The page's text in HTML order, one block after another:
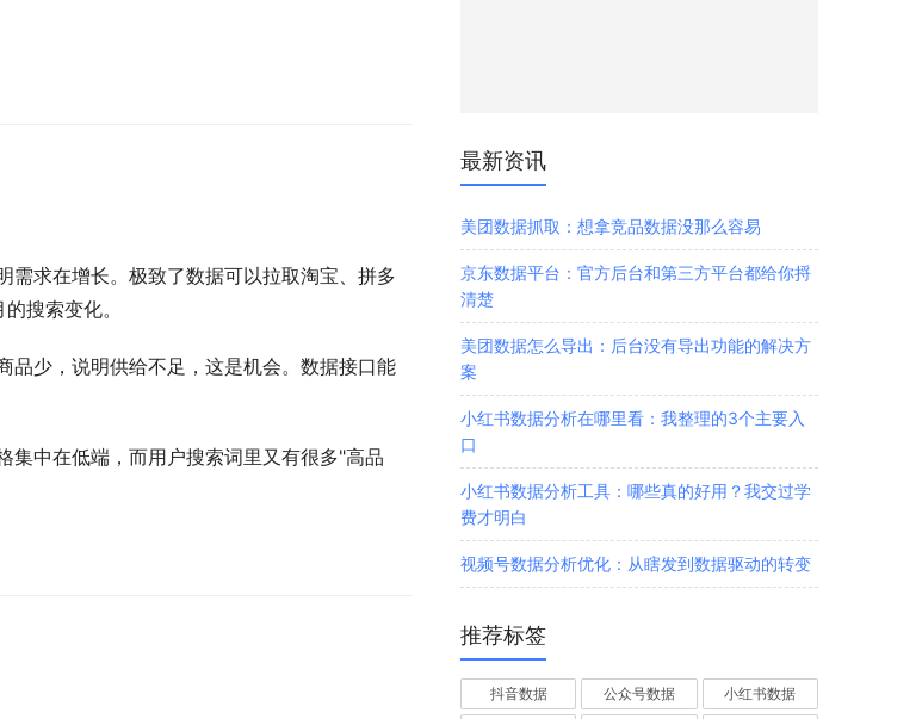
需求在增长。极致了数据可以拉取淘宝、拼多
搜索变化。
品少，说明供给不足，这是机会。数据接口能
集中在低端，而用户搜索词里又有很多"高品
最新资讯
美团数据抓取：想拿竞品数据没那么容易
京东数据平台：官方后台和第三方平台都给你捋
清楚
美团数据怎么导出：后台没有导出功能的解决方
案
小红书数据分析在哪里看：我整理的3个主要入
口
小红书数据分析工具：哪些真的好用？我交过学
费才明白
视频号数据分析优化：从瞎发到数据驱动的转变
推荐标签
抖音数据 公众号数据 小红书数据